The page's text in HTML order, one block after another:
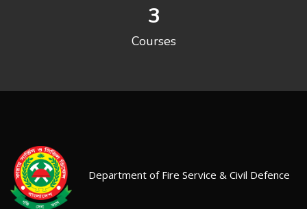
3
Courses
Department of Fire Service & Civil Defence